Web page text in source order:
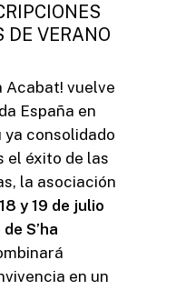
DE VERANO
Acabat! vuelve
España en
ya consolidado
el éxito de las
la asociación
18 y 19 de julio
S’ha
en un